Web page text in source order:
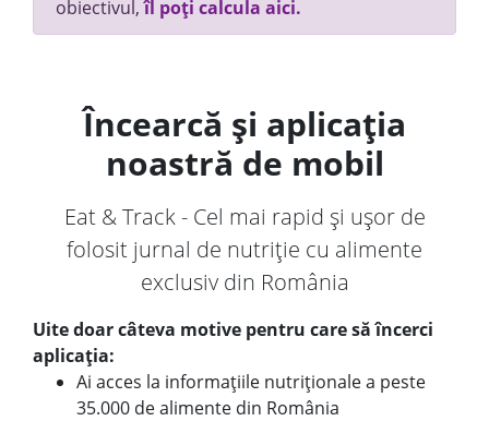
obiectivul,îl poți calcula aici.
Încearcă și aplicația
noastră de mobil
Eat & Track - Cel mai rapid și ușor de
folosit jurnal de nutriție cu alimente
exclusiv din România
Uite doar câteva motive pentru care să încerci
aplicația:
Ai acces la informațiile nutriționale a peste
35.000 de alimente din România